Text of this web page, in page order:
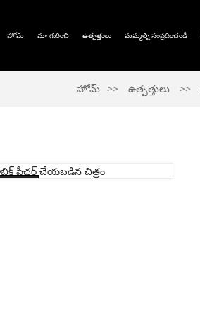
హోమ్ మా గురించి ఉత్పత్తులు మమ్మల్ని సంప్రదించండి
హోమ్ ఉత్పత్తులు